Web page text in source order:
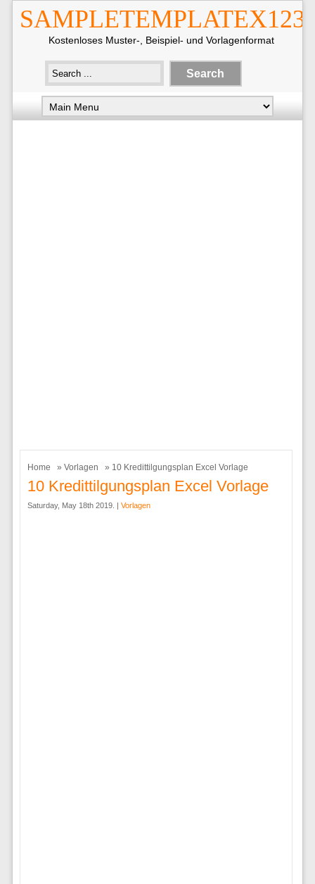
Kostenloses Muster-, Beispiel- und Vorlagenformat
Home » Vorlagen » 10 Kredittilgungsplan Excel Vorlage
10 Kredittilgungsplan Excel Vorlage
Saturday, May 18th 2019. | Vorlagen